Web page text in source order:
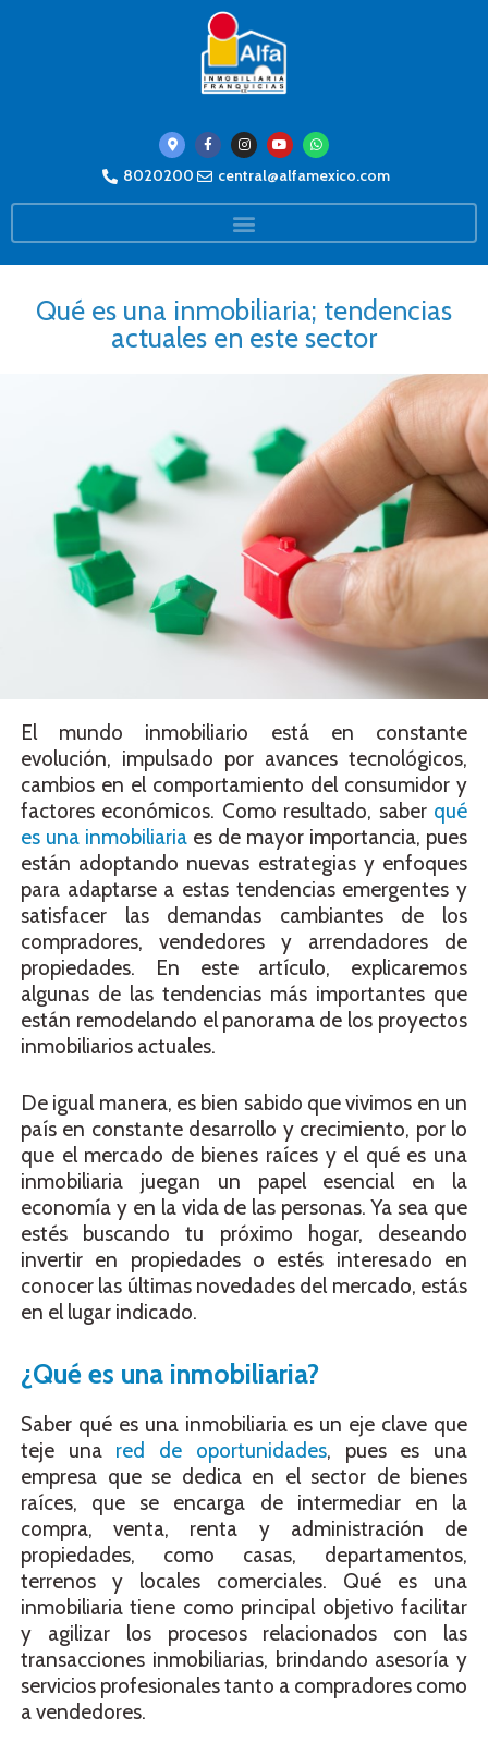
8020200 central@alfamexico.com
Qué es una inmobiliaria; tendencias
actuales en este sector
El mundo inmobiliario está en constante
evolución, impulsado por avances tecnológicos,
cambios en el comportamiento del consumidor y
factores económicos. Como resultado, saber qué
es una inmobiliaria es de mayor importancia, pues
están adoptando nuevas estrategias y enfoques
para adaptarse a estas tendencias emergentes y
satisfacer las demandas cambiantes de los
compradores, vendedores y arrendadores de
propiedades. En este artículo, explicaremos
algunas de las tendencias más importantes que
están remodelando el panorama de los proyectos
inmobiliarios actuales.
De igual manera, es bien sabido que vivimos en un
país en constante desarrollo y crecimiento, por lo
que el mercado de bienes raíces y el qué es una
inmobiliaria juegan un papel esencial en la
economía y en la vida de las personas. Ya sea que
estés buscando tu próximo hogar, deseando
invertir en propiedades o estés interesado en
conocer las últimas novedades del mercado, estás
en el lugar indicado.
¿Qué es una inmobiliaria?
Saber qué es una inmobiliaria es un eje clave que
teje una red de oportunidades, pues es una
empresa que se dedica en el sector de bienes
raíces, que se encarga de intermediar en la
compra, venta, renta y administración de
propiedades, como casas, departamentos,
terrenos y locales comerciales. Qué es una
inmobiliaria tiene como principal objetivo facilitar
y agilizar los procesos relacionados con las
transacciones inmobiliarias, brindando asesoría y
servicios profesionales tanto a compradores como
a vendedores.